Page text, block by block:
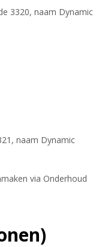
3320, naam Dynamic
naam Dynamic
via Onderhoud